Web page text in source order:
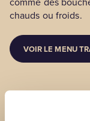
chauds ou froids.
VOIR LE MENU